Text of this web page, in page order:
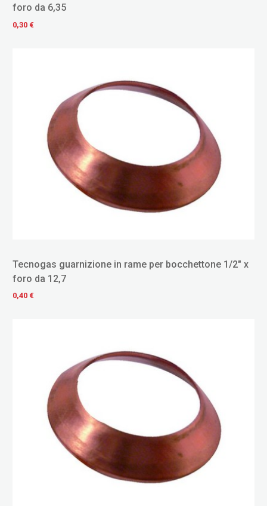
foro da 6,35
0,30 €
Tecnogas guarnizione in rame per bocchettone 1/2" x
foro da 12,7
0,40 €